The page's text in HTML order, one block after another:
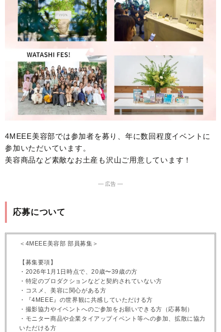
4MEEE美容部では参加者を募り、年に数回程度イベントに
参加いただいています。
美容商品など素敵なお土産も沢山ご用意しています！
― 広告 ―
応募について
＜4MEEE美容部 部員募集＞
【募集要項】
・2026年1月1日時点で、20歳〜39歳の方
・特定のプロダクションなどと契約されていない方
・コスメ、美容に関心がある方
・『4MEEE』の世界観に共感していただける方
・撮影協力やイベントへのご参加をお願いできる方（応募制）
・モニター商品や企業タイアップイベント等への参加、拡散に協力
いただける方